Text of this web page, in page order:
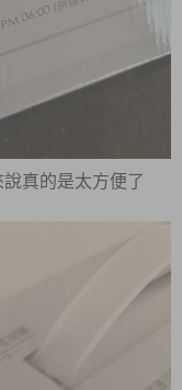
說真的是太方便了